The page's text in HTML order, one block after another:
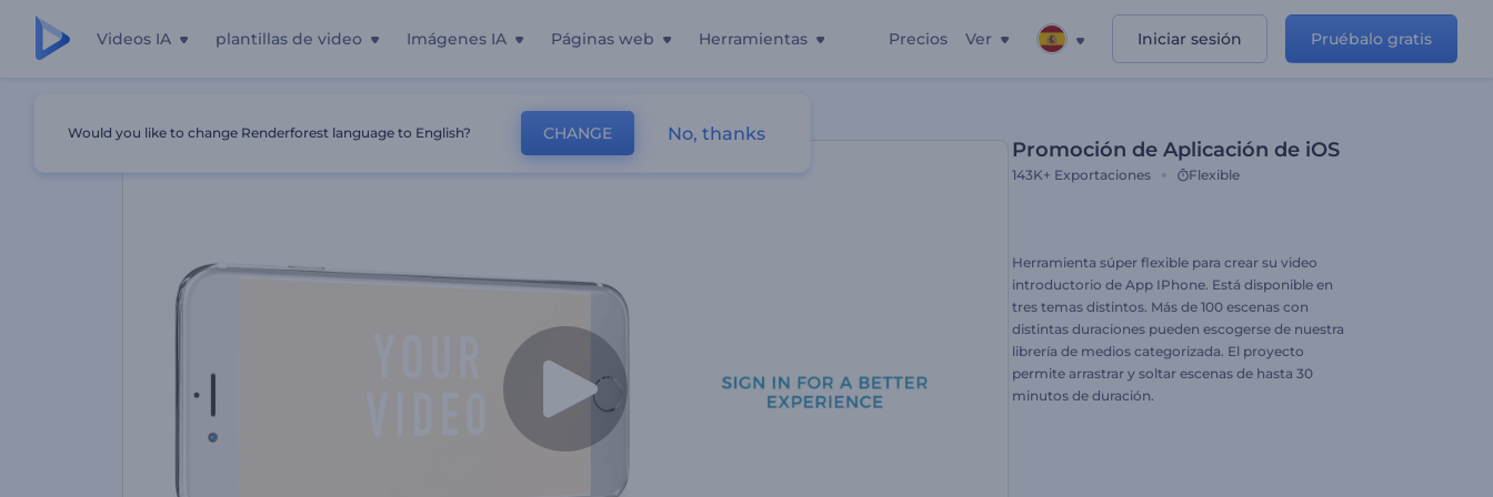
Videos IA plantillas de video Imágenes IA Páginas web Herramientas Precios Ver Iniciar sesión Pruébalo gratis
Promoción de Aplicación de iOS
143K+ Exportaciones Flexible
Herramienta súper flexible para crear su video
introductorio de App IPhone. Está disponible en
tres temas distintos. Más de 100 escenas con
distintas duraciones pueden escogerse de nuestra
librería de medios categorizada. El proyecto
permite arrastrar y soltar escenas de hasta 30
minutos de duración.
Would you like to change Renderforest language to English? CHANGE No, thanks